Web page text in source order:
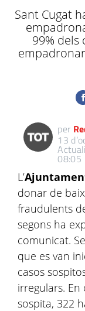
Sant Cugat
99% dels
per
13
08:05
L’
donar de
fraudulents
segons ha
comunicat.
que es van
casos
irregulars. En
sospita, 322